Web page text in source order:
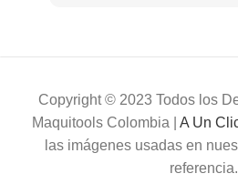
Copyright © 2023 Todos los
Maquitools Colombia |A Un
las imágenes usadas en
referencia.